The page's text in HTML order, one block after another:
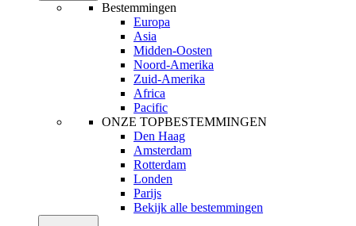
Bestemmingen
Europa
Asia
Midden-Oosten
Noord-Amerika
Zuid-Amerika
Africa
Pacific
ONZE TOPBESTEMMINGEN
Den Haag
Amsterdam
Rotterdam
Londen
Parijs
Bekijk alle bestemmingen